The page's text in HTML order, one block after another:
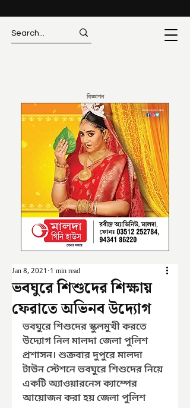
বিজ্ঞাপন
ভবঘুরে শিশুদের শিক্ষায়
ফেরাতে অভিনব উদ্যোগ
Jan 8, 2021 1 min read
ভবঘুরে শিশুদের স্কুলমুখী করতে
উদ্যোগ নিল মালদা জেলা পুলিশ
প্রশাসন। শুক্রবার দুপুরে মালদা
টাউন স্টেশনে ভবঘুরে শিশুদের নিয়ে
একটি অ্যাওয়ারনেস ক্যাম্পের
আয়োজন করা হয় জেলা পুলিশ